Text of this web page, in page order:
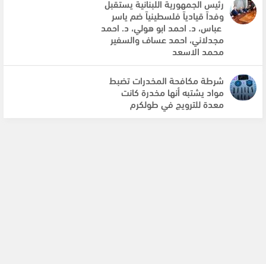
رئيس الجمهورية اللبنانية يستقبل
وفداً قيادياً فلسطينياً ضم ياسر
عباس، د. احمد ابو هولي، د. احمد
مجدلاني، احمد عساف والسفير
محمد الاسعد
شرطة مكافحة المخدرات تضبط
مواد يشتبه أنها مخدرة كانت
معدة للترويج في طولكرم